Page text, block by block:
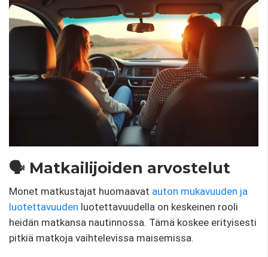
🗣️ Matkailijoiden arvostelut
Monet matkustajat huomaavat auton mukavuuden ja
luotettavuuden luotettavuudella on keskeinen rooli
heidän matkansa nautinnossa. Tämä koskee erityisesti
pitkiä matkoja vaihtelevissa maisemissa.